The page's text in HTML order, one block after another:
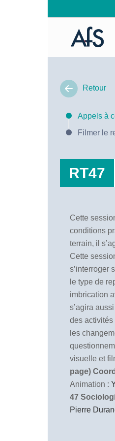
Retour
Appels à
Filmer le
RT47
Cette
conditions
terrain, il
Cette
s’interroger
le type de
imbrication
s’agira
des activités
les
visuelle et
page)
Animation :
47
Pierre